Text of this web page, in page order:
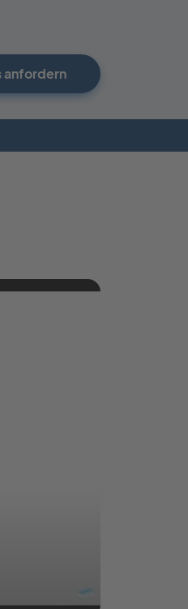
anfordern